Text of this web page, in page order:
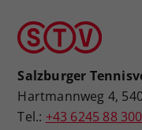
Salzburger
Hartmannweg 4,
Tel.: +43 6245 88 300